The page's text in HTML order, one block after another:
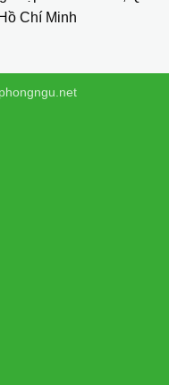
Chí Minh